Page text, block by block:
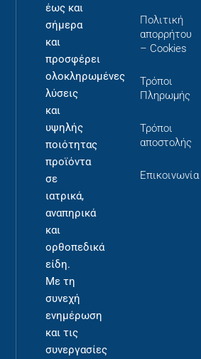
έως και
σήμερα
και
προσφέρει
ολοκληρωμένες
λύσεις
και
υψηλής
ποιότητας
προϊόντα
σε
ιατρικά,
αναπηρικά
και
ορθοπεδικά
είδη.
Με τη
συνεχή
ενημέρωση
και τις
συνεργασίες
Πολιτική
απορρήτου
– Cookies
Τρόποι
Πληρωμής
Τρόποι
αποστολής
Επικοινωνία